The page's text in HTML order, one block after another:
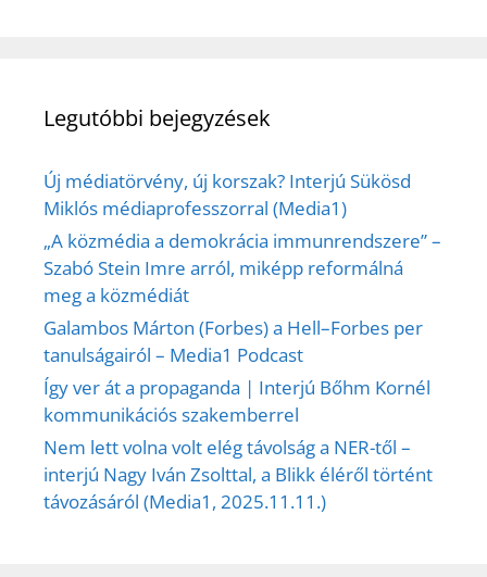
Legutóbbi bejegyzések
Új médiatörvény, új korszak? Interjú Sükösd
Miklós médiaprofesszorral (Media1)
„A közmédia a demokrácia immunrendszere” –
Szabó Stein Imre arról, miképp reformálná
meg a közmédiát
Galambos Márton (Forbes) a Hell–Forbes per
tanulságairól – Media1 Podcast
Így ver át a propaganda | Interjú Bőhm Kornél
kommunikációs szakemberrel
Nem lett volna volt elég távolság a NER-től –
interjú Nagy Iván Zsolttal, a Blikk éléről történt
távozásáról (Media1, 2025.11.11.)